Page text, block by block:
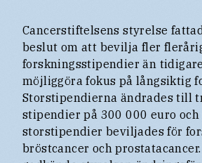
Cancerstiftelsens styrelse
beslut om att bevilja fler
forskningsstipendier än
möjliggöra fokus på långsiktig
Storstipendierna ändrades till
stipendier på 300 000 euro
storstipendier beviljades för
bröstcancer och